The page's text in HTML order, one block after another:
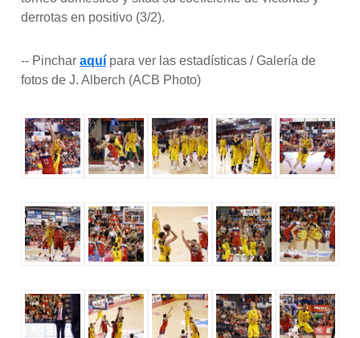
derrotas en positivo (3/2).
-- Pinchar aquí para ver las estadísticas / Galería de
fotos de J. Alberch (ACB Photo)